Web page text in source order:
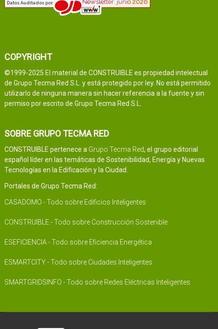
COPYRIGHT
©1999-2025 El material de CONSTRUIBLE es propiedad intelectual
de Grupo Tecma Red S.L. y está protegido por ley. No está permitido
utilizarlo de ninguna manera sin hacer referencia a la fuente y sin
permiso por escrito de Grupo Tecma Red S.L.
SOBRE GRUPO TECMA RED
CONSTRUIBLE pertenece a Grupo Tecma Red, el grupo editorial
español líder en las temáticas de Sostenibilidad, Energía y Nuevas
Tecnologías en la Edificación y la Ciudad.
Portales de Grupo Tecma Red:
CASADOMO - Todo sobre Edificios Inteligentes
CONSTRUIBLE - Todo sobre Construcción Sostenible
ESEFICIENCIA - Todo sobre Eficiencia Energética
ESMARTCITY - Todo sobre Ciudades Inteligentes
SMARTGRIDSINFO - Todo sobre Redes Eléctricas Inteligentes